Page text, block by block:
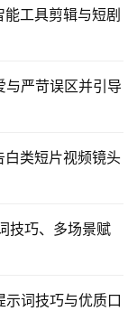
工具剪辑与短剧
与严苛误区并引导
白类短片视频镜头
技巧、多场景赋
词技巧与优质口